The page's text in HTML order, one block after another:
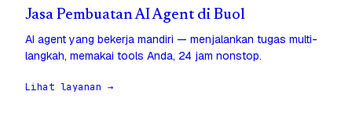
Jasa Pembuatan AI Agent di Buol
AI agent yang bekerja mandiri — menjalankan tugas multi-
langkah, memakai tools Anda, 24 jam nonstop.
Lihat layanan →